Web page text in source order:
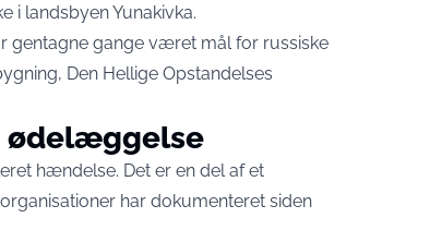
i landsbyen Yunakivka.
gentagne gange været mål for russiske
Den Hellige Opstandelses
ødelæggelse
hændelse. Det er en del af et
har dokumenteret siden